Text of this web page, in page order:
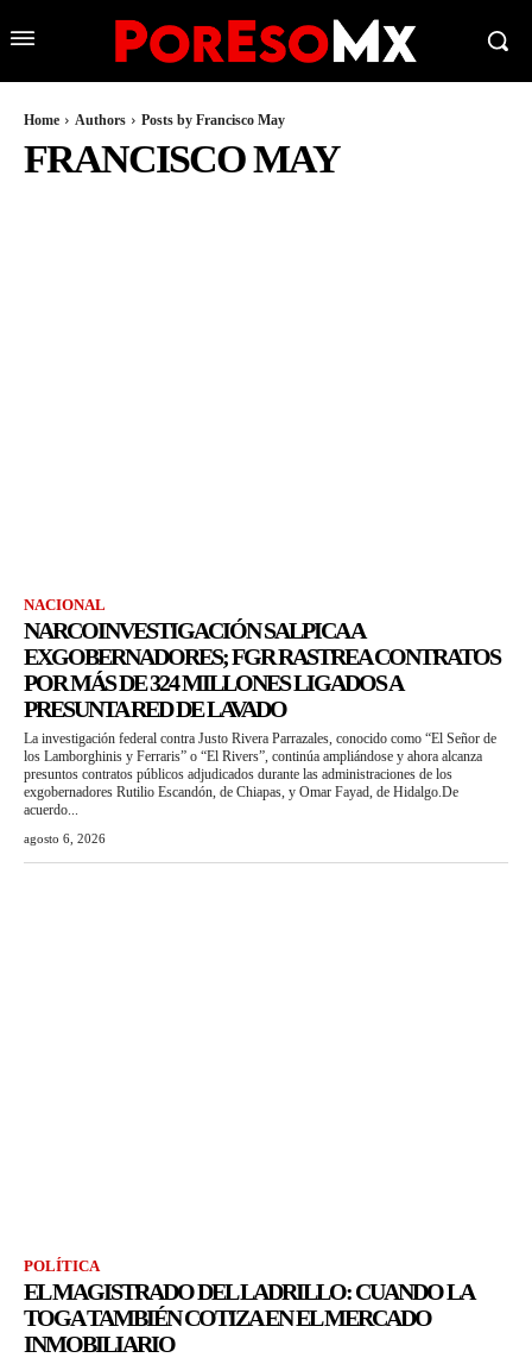
Home Authors Posts by Francisco May
FRANCISCO MAY
NACIONAL
NARCOINVESTIGACIÓN SALPICA A
EXGOBERNADORES; FGR RASTREA CONTRATOS
POR MÁS DE 324 MILLONES LIGADOS A
PRESUNTA RED DE LAVADO
La investigación federal contra Justo Rivera Parrazales, conocido como “El Señor de
los Lamborghinis y Ferraris” o “El Rivers”, continúa ampliándose y ahora alcanza
presuntos contratos públicos adjudicados durante las administraciones de los
exgobernadores Rutilio Escandón, de Chiapas, y Omar Fayad, de Hidalgo.De
acuerdo...
agosto 6, 2026
POLÍTICA
EL MAGISTRADO DEL LADRILLO: CUANDO LA
TOGA TAMBIÉN COTIZA EN EL MERCADO
INMOBILIARIO